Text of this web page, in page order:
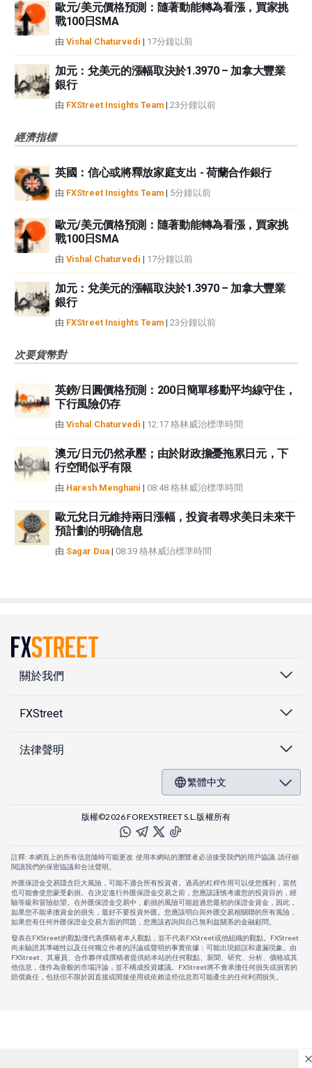
歐元/美元價格預測：隨著動能轉為看漲，買家挑
戰100日SMA
由 Vishal Chaturvedi | 17分鐘以前
加元：兌美元的漲幅取決於1.3970 – 加拿大豐業
銀行
由 FXStreet Insights Team | 23分鐘以前
經濟指標
英國：信心或將釋放家庭支出 - 荷蘭合作銀行
由 FXStreet Insights Team | 5分鐘以前
歐元/美元價格預測：隨著動能轉為看漲，買家挑
戰100日SMA
由 Vishal Chaturvedi | 17分鐘以前
加元：兌美元的漲幅取決於1.3970 – 加拿大豐業
銀行
由 FXStreet Insights Team | 23分鐘以前
次要貨幣對
英鎊/日圓價格預測：200日簡單移動平均線守住，
下行風險仍存
由 Vishal Chaturvedi | 12:17 格林威治標準時間
澳元/日元仍然承壓；由於財政擔憂拖累日元，下
行空間似乎有限
由 Haresh Menghani | 08:48 格林威治標準時間
歐元兌日元維持兩日漲幅，投資者尋求美日未來干
預計劃的明确信息
由 Sagar Dua | 08:39 格林威治標準時間
關於我們
FXStreet
法律聲明
繁體中文
版權©2026 FOREXSTREET S.L.版權所有
註釋: 本網頁上的所有信息隨時可能更改. 使用本網站的瀏覽者必須接受我們的用戶協議. 請仔細
閱讀我們的保密協議和合法聲明。
外匯保證金交易隱含巨大風險，可能不適合所有投資者。過高的杠桿作用可以使您獲利，當然
也可能會使您蒙受虧損。在決定進行外匯保證金交易之前，您應該謹慎考慮您的投資目的，經
驗等級和冒險欲望。在外匯保證金交易中，虧損的風險可能超過您最初的保證金資金，因此，
如果您不能承擔資金的損失，最好不要投資外匯。您應該明白與外匯交易相關聯的所有風險，
如果您有任何外匯保證金交易方面的問題，您應該咨詢與自己無利益關系的金融顧問。
發表在FXStreet的觀點僅代表撰稿者本人觀點，並不代表FXStreet或他組織的觀點。FXStreet
尚未驗證其準確性以及任何獨立作者的評論或聲明的事實依據：可能出現錯誤和遺漏現象。由
FXStreet、其雇員、合作夥伴或撰稿者提供給本站的任何觀點、新聞、研究、分析、價格或其
他信息，僅作為壹般的市場評論，並不構成投資建議。FXStreet將不會承擔任何損失或損害的
賠償責任，包括但不限於因直接或間接使用或依賴這些信息而可能產生的任何利潤損失。